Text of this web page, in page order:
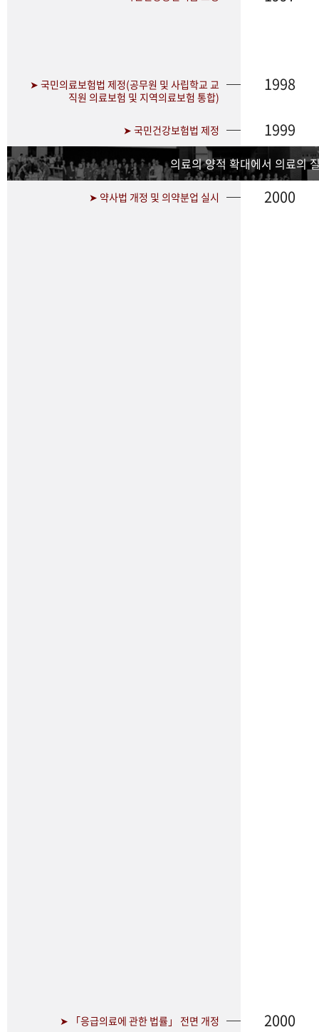
➤ 국민의료보험법 제정(공무원 및 사립학교 교
직원 의료보험 및 지역의료보험 통합)
1998
➤ 국민건강보험법 제정 1999
의료의 양적 확대에서 의료의
➤ 약사법 개정 및 의약분업 실시 2000
➤ 「응급의료에 관한 법률」 전면 개정 2000